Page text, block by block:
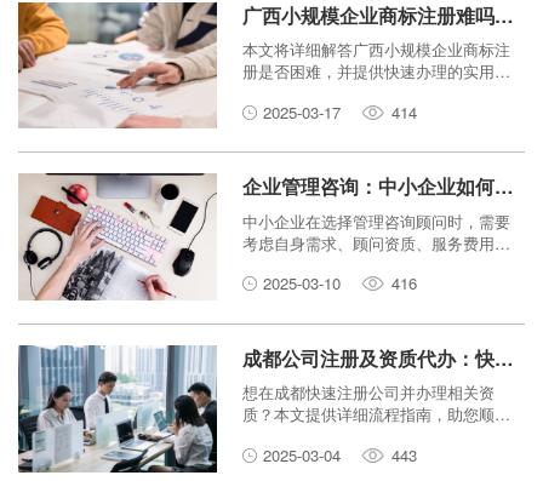
广西小规模企业商标注册难吗？如何快速办理？
本文将详细解答广西小规模企业商标注
册是否困难，并提供快速办理的实用指
项等，帮助企业顺利完成商标注册。
2025-03-17 414
企业管理咨询：中小企业如何选择合适的顾问？
中小企业在选择管理咨询顾问时，需要
考虑自身需求、顾问资质、服务费用等
择合适的管理咨询顾问，提升企业管理
2025-03-10 416
成都公司注册及资质代办：快速办理的流程指南
想在成都快速注册公司并办理相关资
质？本文提供详细流程指南，助您顺利
精力。
2025-03-04 443